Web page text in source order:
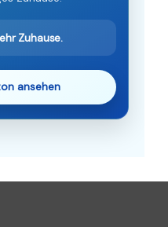
Zuhause.
ansehen